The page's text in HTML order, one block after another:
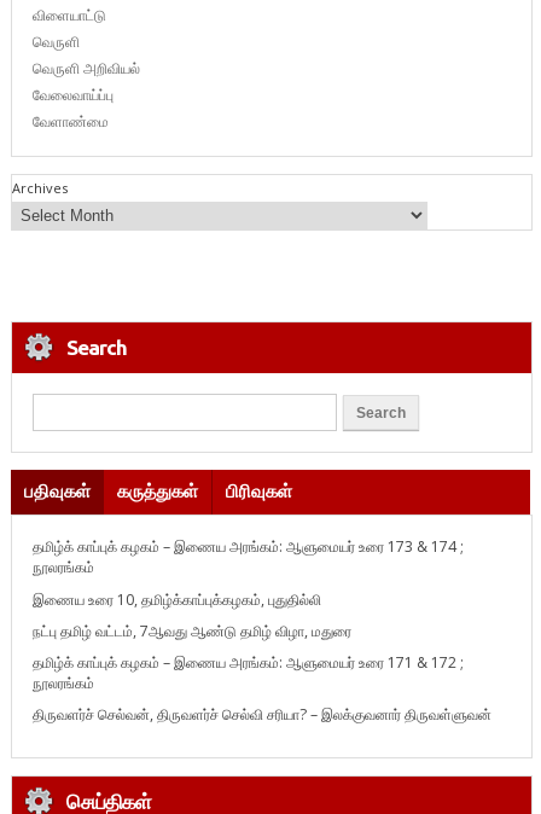
விளையாட்டு
வெருளி
வெருளி அறிவியல்
வேலைவாய்ப்பு
வேளாண்மை
Archives
Search
பதிவுகள் கருத்துகள் பிரிவுகள்
தமிழ்க் காப்புக் கழகம் – இணைய அரங்கம்: ஆளுமையர் உரை 173 & 174 ;
நூலரங்கம்
இணைய உரை 10, தமிழ்க்காப்புக்கழகம், புதுதில்லி
நட்பு தமிழ் வட்டம், 7ஆவது ஆண்டு தமிழ் விழா, மதுரை
தமிழ்க் காப்புக் கழகம் – இணைய அரங்கம்: ஆளுமையர் உரை 171 & 172 ;
நூலரங்கம்
திருவளர்ச் செல்வன், திருவளர்ச் செல்வி சரியா? – இலக்குவனார் திருவள்ளுவன்
செய்திகள்